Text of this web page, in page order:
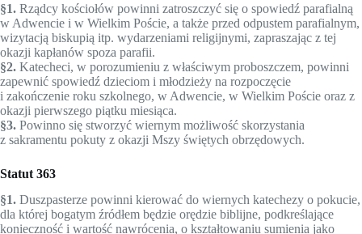
§1. Rządcy kościołów powinni zatroszczyć się o spowiedź parafialną
w Adwencie i w Wielkim Poście, a także przed odpus­tem parafialnym,
wizytacją biskupią itp. wydarzeniami religijnymi, zapraszając z tej
okazji kapłanów spoza parafii.
§2. Katecheci, w porozumieniu z właściwym proboszczem, powinni
zapewnić spowiedź dzieciom i młodzieży na rozpoczęcie
i zakończenie roku szkolnego, w Adwencie, w Wielkim Poście oraz z
okazji pierwszego piątku miesiąca.
§3. Powinno się stworzyć wiernym możliwość skorzystania
z sakramentu pokuty z okazji Mszy świętych obrzędowych.
Statut 363
§1. Duszpasterze powinni kierować do wiernych katechezy o pokucie,
dla której bogatym źródłem będzie orędzie biblijne, podkreślające
konieczność i wartość nawrócenia, o kształtowaniu sumienia jako